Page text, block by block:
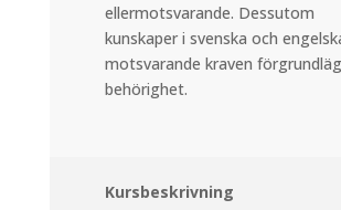
ellermotsvarande. Dessutom
kunskaper i svenska och
motsvarande kraven
behörighet.
Kursbeskrivning